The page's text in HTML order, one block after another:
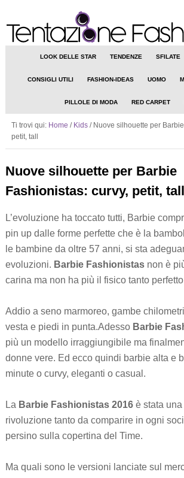
LOOK DELLE STAR TENDENZE SFILATE
CONSIGLI UTILI FASHION-IDEAS UOMO
PILLOLE DI MODA RED CARPET
Ti trovi qui: Home / Kids /Nuove silhouette per
petit, tall
Nuove silhouette per Barbie
Fashionistas: curvy, petit, tall
L’evoluzione ha toccato tutti, Barbie
pin up dalle forme perfette che è la
le bambine da oltre 57 anni, si sta
evoluzioni. Barbie Fashionistas non è
carina ma non ha più il fisico tanto
Addio a seno marmoreo, gambe
vesta e piedi in punta.Adesso Barbie
più un modello irraggiungibile ma
donne vere. Ed ecco quindi barbie alta e
minute o curvy, eleganti o casual.
La Barbie Fashionistas 2016 è stata
rivoluzione tanto da comparire in ogni
persino sulla copertina del Time.
Ma quali sono le versioni lanciate sul